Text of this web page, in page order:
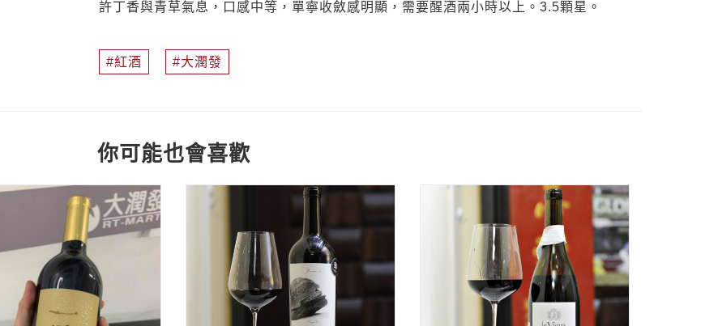
許丁香與青草氣息，口感中等，單寧收斂感明顯，需要醒酒兩小時以上。3.5顆星。
紅酒 大潤發
你可能也會喜歡